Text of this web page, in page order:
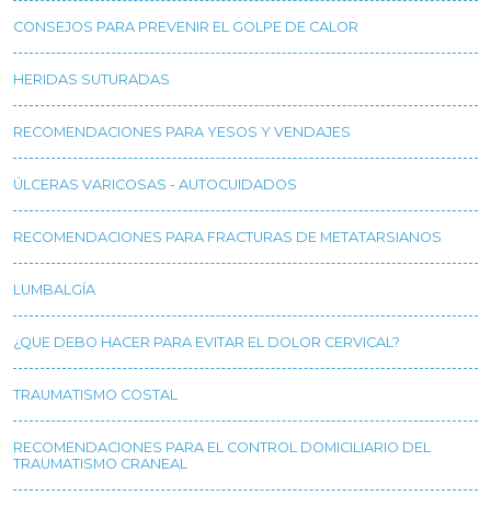
CONSEJOS PARA PREVENIR EL GOLPE DE CALOR
HERIDAS SUTURADAS
RECOMENDACIONES PARA YESOS Y VENDAJES
ÚLCERAS VARICOSAS - AUTOCUIDADOS
RECOMENDACIONES PARA FRACTURAS DE METATARSIANOS
LUMBALGÍA
¿QUE DEBO HACER PARA EVITAR EL DOLOR CERVICAL?
TRAUMATISMO COSTAL
RECOMENDACIONES PARA EL CONTROL DOMICILIARIO DEL
TRAUMATISMO CRANEAL